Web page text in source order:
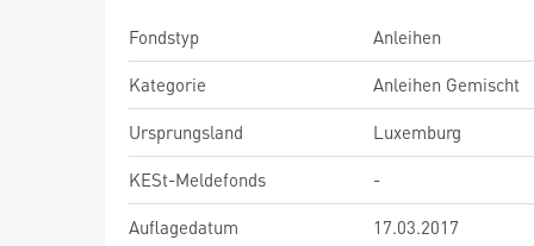
Fondstyp
Anleihen
Kategorie
Anleihen Gemischt
Ursprungsland
Luxemburg
KESt-Meldefonds
-
Auflagedatum
17.03.2017